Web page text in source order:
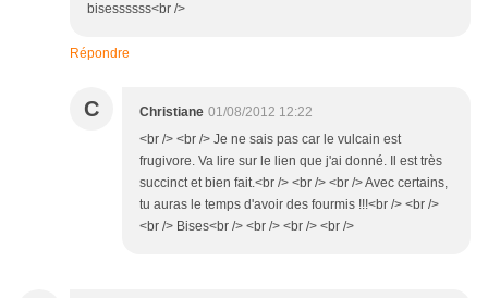
bisessssss<br />
Répondre
C Christiane 01/08/2012 12:22
<br /> <br /> Je ne sais pas car le vulcain est
frugivore. Va lire sur le lien que j'ai donné. Il est très
succinct et bien fait.<br /> <br /> <br /> Avec certains,
tu auras le temps d'avoir des fourmis !!!<br /> <br />
<br /> Bises<br /> <br /> <br /> <br />